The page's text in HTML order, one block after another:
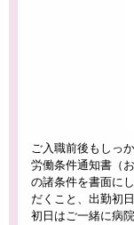
ご入職前後もしっ
労働条件通知書（
の諸条件を書面に
だくこと、出勤初
初日はご一緒に病